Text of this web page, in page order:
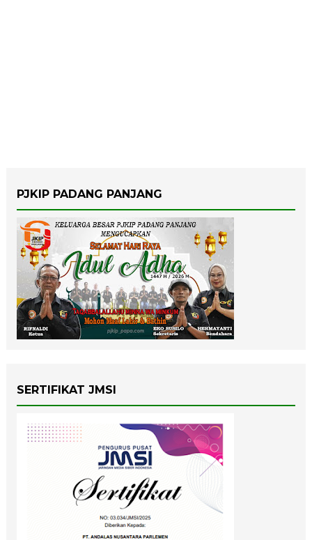
PJKIP PADANG PANJANG
SERTIFIKAT JMSI